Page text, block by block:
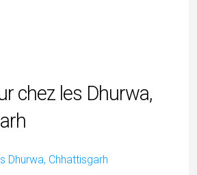
chez les Dhurwa,